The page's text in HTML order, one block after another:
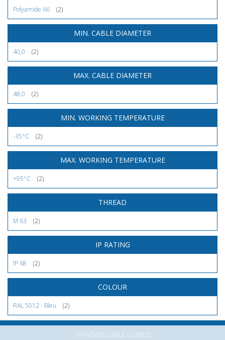
Polyamide 66 (2)
MIN. CABLE DIAMETER
40,0 (2)
MAX. CABLE DIAMETER
48,0 (2)
MIN. WORKING TEMPERATURE
-35°C (2)
MAX. WORKING TEMPERATURE
+95°C (2)
THREAD
M 63 (2)
IP RATING
IP 68 (2)
COLOUR
RAL 5012 - Bleu (2)
STANDARD CABLE GLANDS